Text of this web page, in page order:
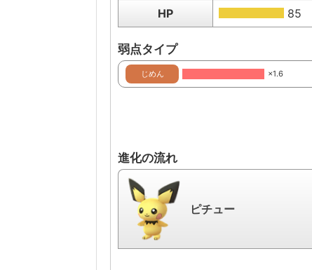
HP
85
弱点タイプ
じめん ×1.6
進化の流れ
ピチュー